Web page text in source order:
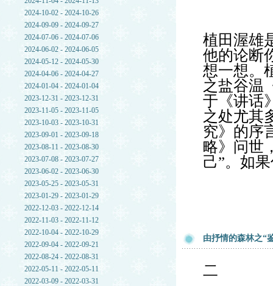
2024-10-02 - 2024-10-26
2024-09-09 - 2024-09-27
2024-07-06 - 2024-07-06
2024-06-02 - 2024-06-05
2024-05-12 - 2024-05-30
2024-04-06 - 2024-04-27
2024-01-04 - 2024-01-04
2023-12-31 - 2023-12-31
2023-11-05 - 2023-11-05
2023-10-03 - 2023-10-31
2023-09-01 - 2023-09-18
2023-08-11 - 2023-08-30
2023-07-08 - 2023-07-27
2023-06-02 - 2023-06-30
2023-05-25 - 2023-05-31
2023-01-29 - 2023-01-29
2022-12-03 - 2022-12-14
2022-11-03 - 2022-11-12
2022-10-04 - 2022-10-29
2022-09-04 - 2022-09-21
2022-08-24 - 2022-08-31
2022-05-11 - 2022-05-11
2022-03-09 - 2022-03-31
植田渥雄
他的论断
想一想。
之盐谷温
于《讲话
之处尤其
究》的序
略》问世
己”。如
由抒情的森林之“
二